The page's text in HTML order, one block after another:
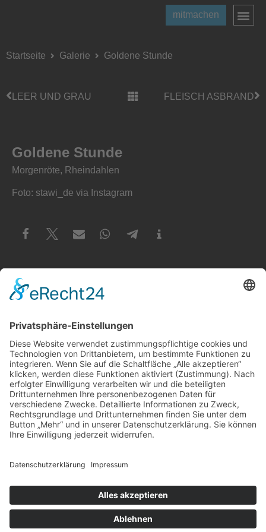
mitmachen
Startseite Galerie Goldene Stunde
LEER UND GRAU FLEISCH ASBRAND
Goldene Stunde
Morgenröte, Rheindahlen
Foto: stawi_de via Instagram